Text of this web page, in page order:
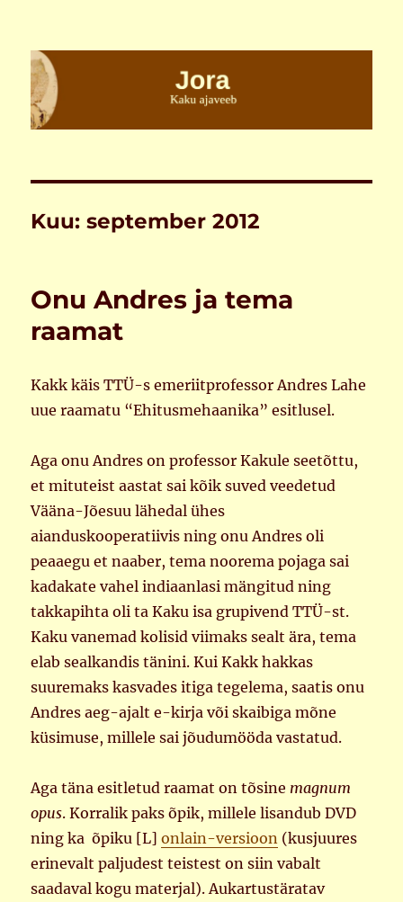
Jora
Kuu:september 2012
Onu Andres ja tema
raamat
Kakk käis TTÜ-s emeriitprofessor Andres Lahe
uue raamatu “Ehitusmehaanika” esitlusel.
Aga onu Andres on professor Kakule seetõttu,
et mituteist aastat sai kõik suved veedetud
Vääna-Jõesuu lähedal ühes
aianduskooperatiivis ning onu Andres oli
peaaegu et naaber, tema noorema pojaga sai
kadakate vahel indiaanlasi mängitud ning
takkapihta oli ta Kaku isa grupivend TTÜ-st.
Kaku vanemad kolisid viimaks sealt ära, tema
elab sealkandis tänini. Kui Kakk hakkas
suuremaks kasvades itiga tegelema, saatis onu
Andres aeg-ajalt e-kirja või skaibiga mõne
küsimuse, millele sai jõudumööda vastatud.
Aga täna esitletud raamat on tõsine magnum
opus. Korralik paks õpik, millele lisandub DVD
ning ka õpiku [L]onlain-versioon (kusjuures
erinevalt paljudest teistest on siin vabalt
saadaval kogu materjal). Aukartustäratav